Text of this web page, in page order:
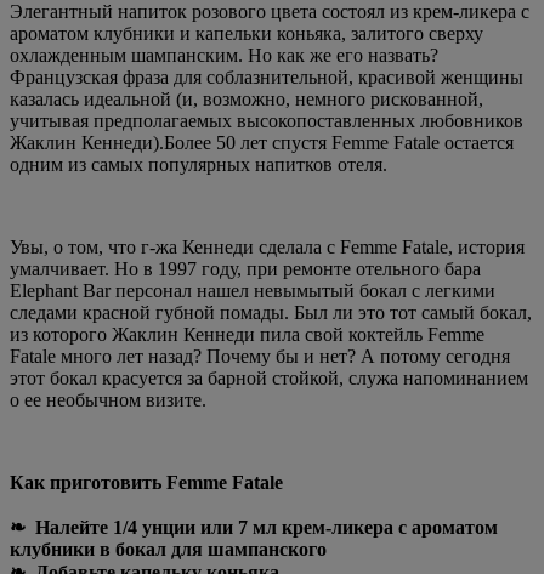
Элегантный напиток розового цвета состоял из крем-ликера с
ароматом клубники и капельки коньяка, залитого сверху
охлажденным шампанским. Но как же его назвать?
Французская фраза для соблазнительной, красивой женщины
казалась идеальной (и, возможно, немного рискованной,
учитывая предполагаемых высокопоставленных любовников
Жаклин Кеннеди).Более 50 лет спустя Femme Fatale остается
одним из самых популярных напитков отеля.
Увы, о том, что г-жа Кеннеди сделала с Femme Fatale, история
умалчивает. Но в 1997 году, при ремонте отельного бара
Elephant Bar персонал нашел невымытый бокал с легкими
следами красной губной помады. Был ли это тот самый бокал,
из которого Жаклин Кеннеди пила свой коктейль Femme
Fatale много лет назад? Почему бы и нет? А потому сегодня
этот бокал красуется за барной стойкой, служа напоминанием
о ее необычном визите.
Как приготовить Femme Fatale
❧ Налейте 1/4 унции или 7 мл крем-ликера с ароматом
клубники в бокал для шампанского